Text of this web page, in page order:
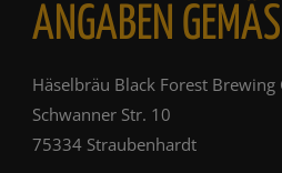
ANGABEN
Häselbräu Black Forest Brewing
Schwanner Str. 10
75334 Straubenhardt